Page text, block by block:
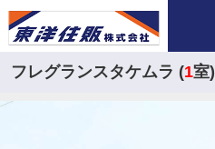
フレグランスタケムラ (1室)